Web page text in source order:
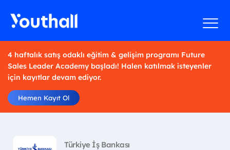
4 haftalık satış odaklı eğitim & gelişim programı Future
Sales Leader Academy başladı! Halen katılmak isteyenler
için kayıtlar devam ediyor.
Hemen Kayıt Ol
Türkiye İş Bankası